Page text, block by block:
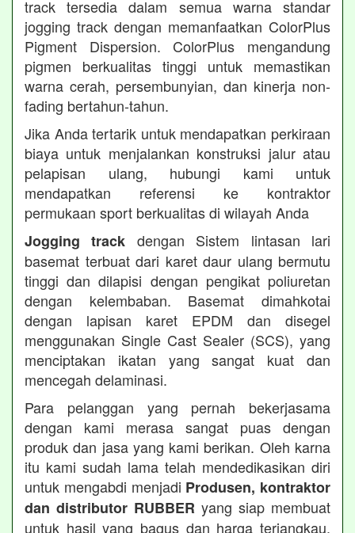
track tersedia dalam semua warna standar
jogging track dengan memanfaatkan ColorPlus
Pigment Dispersion. ColorPlus mengandung
pigmen berkualitas tinggi untuk memastikan
warna cerah, persembunyian, dan kinerja non-
fading bertahun-tahun.
Jika Anda tertarik untuk mendapatkan perkiraan
biaya untuk menjalankan konstruksi jalur atau
pelapisan ulang, hubungi kami untuk
mendapatkan referensi ke kontraktor
permukaan sport berkualitas di wilayah Anda
Jogging track dengan Sistem lintasan lari
basemat terbuat dari karet daur ulang bermutu
tinggi dan dilapisi dengan pengikat poliuretan
dengan kelembaban. Basemat dimahkotai
dengan lapisan karet EPDM dan disegel
menggunakan Single Cast Sealer (SCS), yang
menciptakan ikatan yang sangat kuat dan
mencegah delaminasi.
Para pelanggan yang pernah bekerjasama
dengan kami merasa sangat puas dengan
produk dan jasa yang kami berikan. Oleh karna
itu kami sudah lama telah mendedikasikan diri
untuk mengabdi menjadi Produsen, kontraktor
dan distributor RUBBER yang siap membuat
untuk hasil yang bagus dan harga terjangkau.